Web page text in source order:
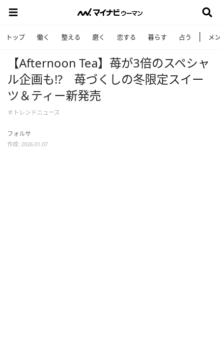
トップ 働く 整える 磨く 恋する 暮らす 占う メ
【Afternoon Tea】苺が3倍のスペシャ
ル企画も!? 苺づくしの冬限定スイー
ツ＆ティー新発売
＃トレンドニュース
フォルサ
作成: 2026.01.07